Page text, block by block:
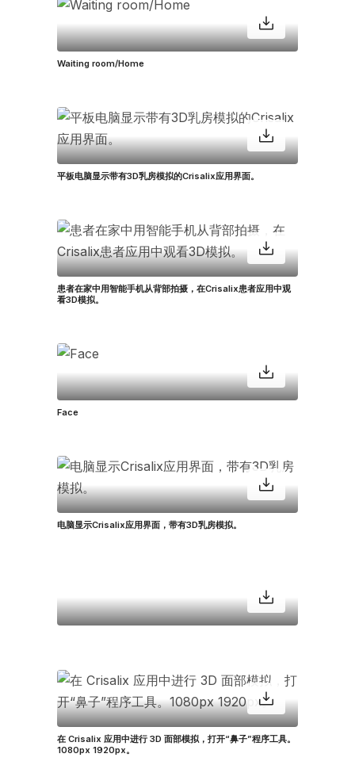
Waiting room/Home
平板电脑显示带有3D乳房模拟的Crisalix应用界面。
患者在家中用智能手机从背部拍摄，在Crisalix患者应用中观
看3D模拟。
Face
电脑显示Crisalix应用界面，带有3D乳房模拟。
在 Crisalix 应用中进行 3D 面部模拟，打开“鼻子”程序工具。
1080px 1920px。